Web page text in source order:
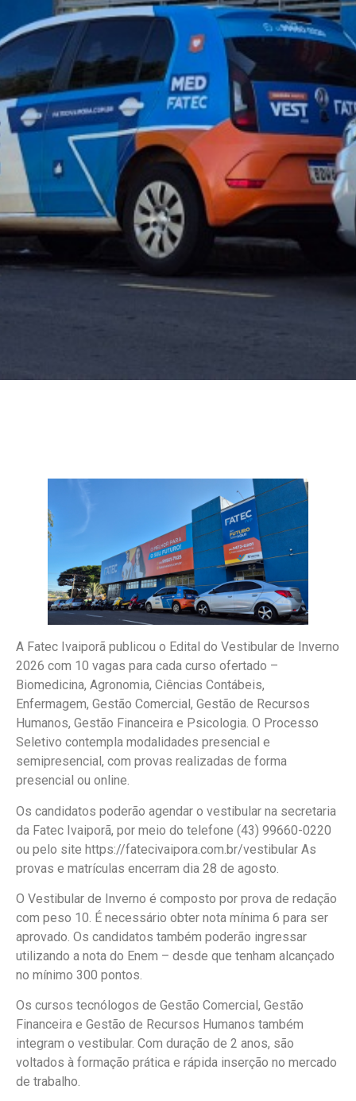
A Fatec Ivaiporã publicou o Edital do Vestibular de Inverno
2026 com 10 vagas para cada curso ofertado –
Biomedicina, Agronomia, Ciências Contábeis,
Enfermagem, Gestão Comercial, Gestão de Recursos
Humanos, Gestão Financeira e Psicologia. O Processo
Seletivo contempla modalidades presencial e
semipresencial, com provas realizadas de forma
presencial ou online.
Os candidatos poderão agendar o vestibular na secretaria
da Fatec Ivaiporã, por meio do telefone (43) 99660-0220
ou pelo site https://fatecivaipora.com.br/vestibular As
provas e matrículas encerram dia 28 de agosto.
O Vestibular de Inverno é composto por prova de redação
com peso 10. É necessário obter nota mínima 6 para ser
aprovado. Os candidatos também poderão ingressar
utilizando a nota do Enem – desde que tenham alcançado
no mínimo 300 pontos.
Os cursos tecnólogos de Gestão Comercial, Gestão
Financeira e Gestão de Recursos Humanos também
integram o vestibular. Com duração de 2 anos, são
voltados à formação prática e rápida inserção no mercado
de trabalho.